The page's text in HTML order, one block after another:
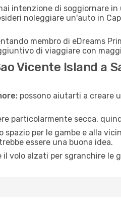
intenzione di soggiornare
noleggiare un'auto in
membro di eDreams
di viaggiare con
Vicente Island a
possono aiutarti a creare
particolarmente secca,
spazio per le gambe e alla
essere una buona idea.
il volo alzati per sgranchire le